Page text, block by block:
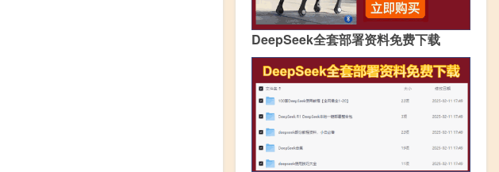
DeepSeek全套部署资料免费下载